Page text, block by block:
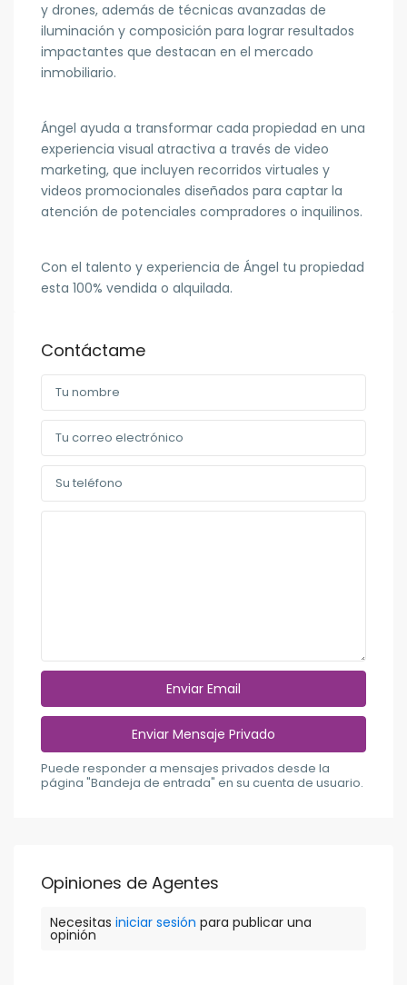
y drones, además de técnicas avanzadas de
iluminación y composición para lograr resultados
impactantes que destacan en el mercado
inmobiliario.
Ángel ayuda a transformar cada propiedad en una
experiencia visual atractiva a través de video
marketing, que incluyen recorridos virtuales y
videos promocionales diseñados para captar la
atención de potenciales compradores o inquilinos.
Con el talento y experiencia de Ángel tu propiedad
esta 100% vendida o alquilada.
Contáctame
Puede responder a mensajes privados desde la
página "Bandeja de entrada" en su cuenta de usuario.
Opiniones de Agentes
Necesitasiniciar sesión para publicar una
opinión